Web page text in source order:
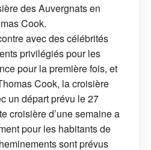
des Auvergnats en
Cook.
avec des célébrités
privilégiés pour les
pour la première fois, et
Cook, la croisière
un départ prévu le 27
croisière d’une semaine a
pour les habitants de
sont prévus